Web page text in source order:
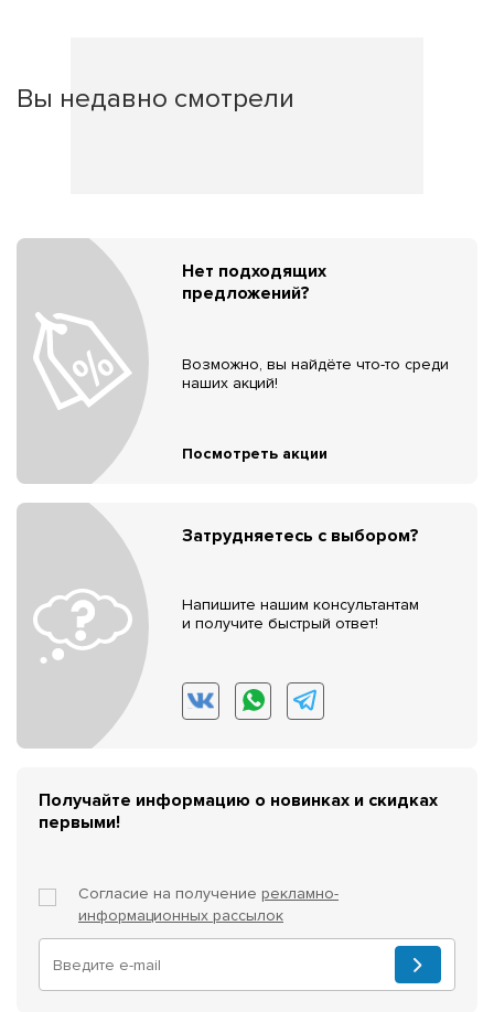
Вы недавно смотрели
Нет подходящих
предложений?
Возможно, вы найдёте что-то среди
наших акций!
Посмотреть акции
Затрудняетесь с выбором?
Напишите нашим консультантам
и получите быстрый ответ!
Получайте информацию о новинках и скидках
первыми!
Согласие на получение рекламно-
информационных рассылок